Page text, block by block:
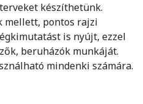
készíthetünk.
mellett, pontos rajzi
is nyújt, ezzel
beruházók munkáját.
mindenki számára.